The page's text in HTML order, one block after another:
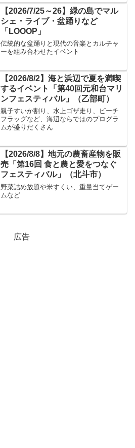
【2026/7/25～26】緑の島でマル
シェ・ライブ・盆踊りなど
「LOOOP」
伝統的な盆踊りと現代の音楽とカルチャ
ーを組み合わせたイベント
【2026/8/2】海と浜辺で夏を満喫
するイベント「第40回元和台マリ
ンフェスティバル」（乙部町）
親子すいか割り、水上ゴザ走り、ビーチ
フラッグなど、海辺ならではのプログラ
ムが盛りだくさん
【2026/8/8】地元の農畜産物を販
売「第16回 食と農と愛をつなぐ
フェスティバル」（北斗市）
野菜詰め放題や米すくい、重量当てゲー
ムなど
広告